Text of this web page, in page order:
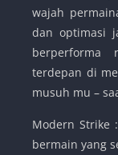
wajah
dan optimasi
berperforma
terdepan di
musuh mu –
Modern Strike
bermain yang